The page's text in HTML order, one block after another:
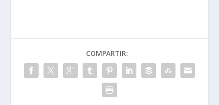
COMPARTIR: